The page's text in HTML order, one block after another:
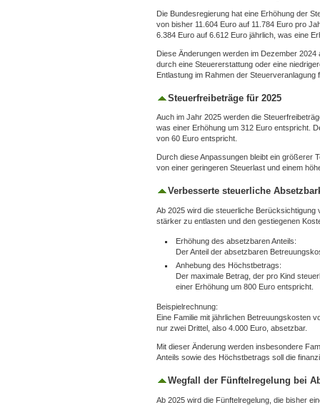
Die Bundesregierung hat eine Erhöhung der
von bisher 11.604 Euro auf 11.784 Euro pro
6.384 Euro auf 6.612 Euro jährlich, was eine
Diese Änderungen werden im Dezember
durch eine Steuererstattung oder eine
Entlastung im Rahmen der Steuerveranlagung
Steuerfreibeträge für 2025
Auch im Jahr 2025 werden die
was einer Erhöhung um 312 Euro entspricht.
von 60 Euro entspricht.
Durch diese Anpassungen bleibt ein größerer
von einer geringeren Steuerlast und einem
Verbesserte steuerliche
Ab 2025 wird die steuerliche
stärker zu entlasten und den gestiegenen
Erhöhung des absetzbaren Anteils:
Der Anteil der absetzbaren
Anhebung des Höchstbetrags:
Der maximale Betrag, der pro Kind
einer Erhöhung um 800 Euro entspricht.
Beispielrechnung:
Eine Familie mit jährlichen Betreuungskosten
nur zwei Drittel, also 4.000 Euro, absetzbar.
Mit dieser Änderung werden insbesondere
Anteils sowie des Höchstbetrags soll die
Wegfall der Fünftelregelung bei
Ab 2025 wird die Fünftelregelung, die bisher